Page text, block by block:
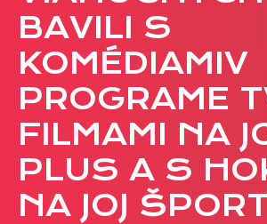
Prezentácia 2026
CASE STUDIES
O NÁS
Tím
Kariéra
BAVILI S
KOMÉDIAMIV
PROGRAME
FILMAMI NA
PLUS A S
NA JOJ